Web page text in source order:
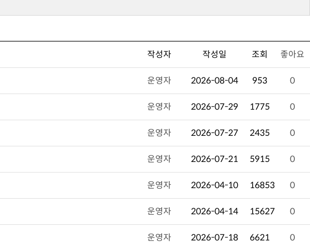
작성자 작성일 조회 좋아요
운영자 2026-08-04 953 0
운영자 2026-07-29 1775 0
운영자 2026-07-27 2435 0
운영자 2026-07-21 5915 0
운영자 2026-04-10 16853 0
운영자 2026-04-14 15627 0
운영자 2026-07-18 6621 0